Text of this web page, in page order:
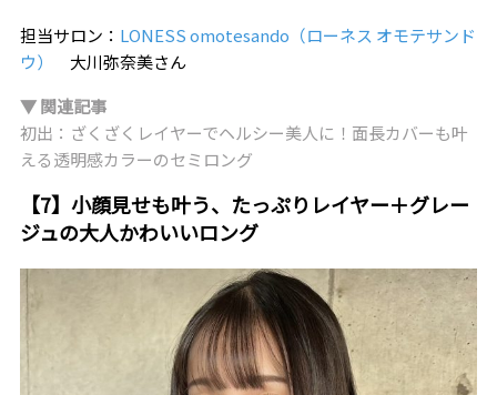
担当サロン： LONESS omotesando（ローネス オモテサンド
ウ）
大川弥奈美さん
▼ 関連記事
初出：ざくざくレイヤーでヘルシー美人に！面長カバーも叶
える透明感カラーのセミロング
【7】小顔見せも叶う、たっぷりレイヤー＋グレー
ジュの大人かわいいロング